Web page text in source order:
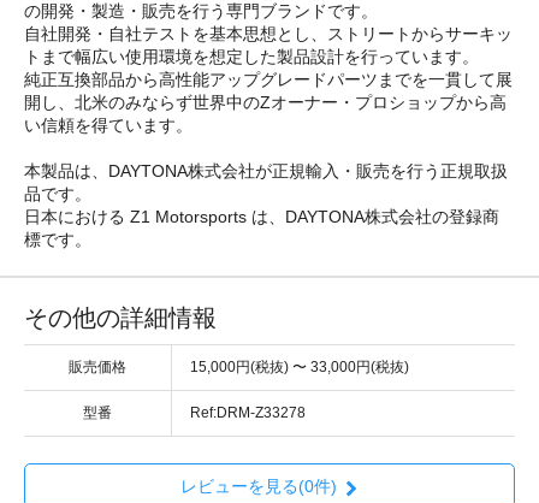
の開発・製造・販売を行う専門ブランドです。
自社開発・自社テストを基本思想とし、ストリートからサーキッ
トまで幅広い使用環境を想定した製品設計を行っています。
純正互換部品から高性能アップグレードパーツまでを一貫して展
開し、北米のみならず世界中のZオーナー・プロショップから高
い信頼を得ています。
本製品は、DAYTONA株式会社が正規輸入・販売を行う正規取扱
品です。
日本における Z1 Motorsports は、DAYTONA株式会社の登録商
標です。
その他の詳細情報
販売価格 15,000円(税抜) 〜 33,000円(税抜)
型番 Ref:DRM-Z33278
レビューを見る(0件)